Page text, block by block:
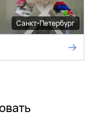
Санкт-Петербург